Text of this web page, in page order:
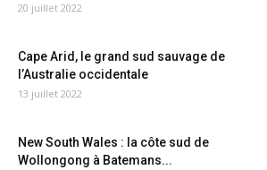
20 juillet 2022
Cape Arid, le grand sud sauvage de
l’Australie occidentale
13 juillet 2022
New South Wales : la côte sud de
Wollongong à Batemans...